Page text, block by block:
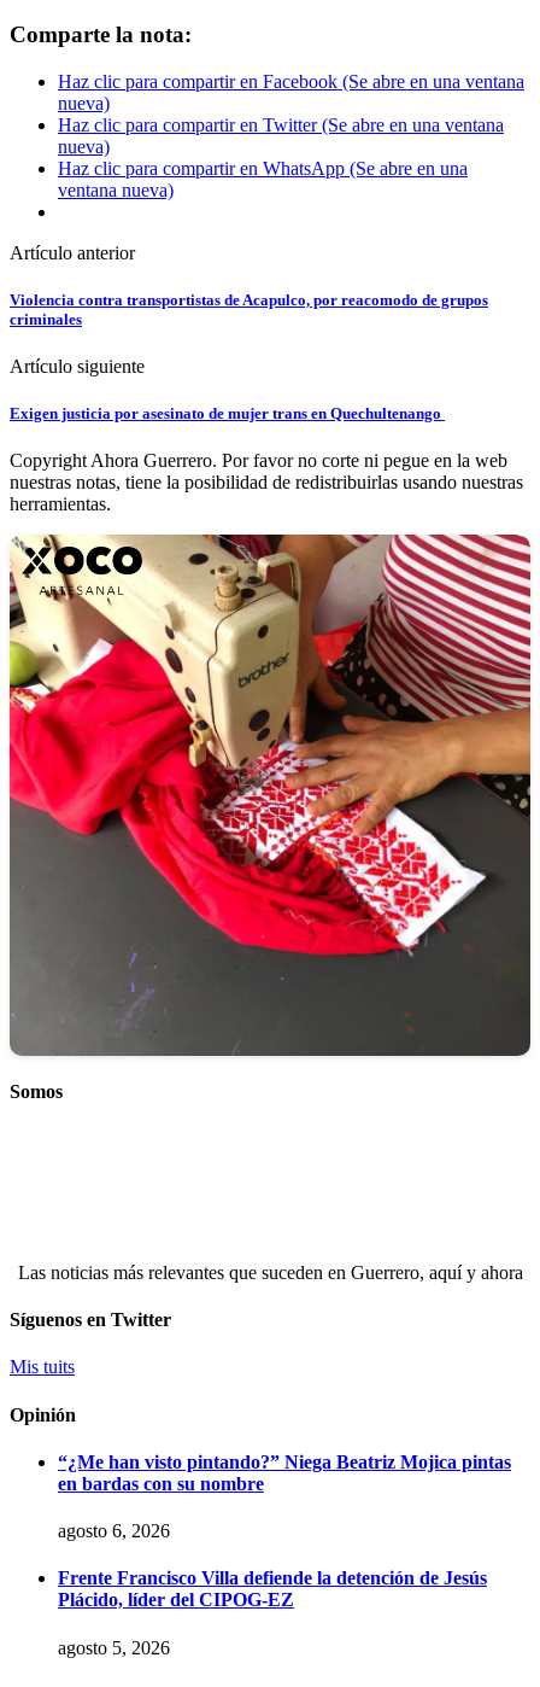
Comparte la nota:
Haz clic para compartir en Facebook (Se abre en una ventana
nueva)
Haz clic para compartir en Twitter (Se abre en una ventana
nueva)
Haz clic para compartir en WhatsApp (Se abre en una
ventana nueva)
Artículo anterior
Violencia contra transportistas de Acapulco, por reacomodo de grupos
criminales
Artículo siguiente
Exigen justicia por asesinato de mujer trans en Quechultenango
Copyright Ahora Guerrero. Por favor no corte ni pegue en la web
nuestras notas, tiene la posibilidad de redistribuirlas usando nuestras
herramientas.
Somos
Las noticias más relevantes que suceden en Guerrero, aquí y ahora
Síguenos en Twitter
Mis tuits
Opinión
“¿Me han visto pintando?” Niega Beatriz Mojica pintas
en bardas con su nombre
agosto 6, 2026
Frente Francisco Villa defiende la detención de Jesús
Plácido, líder del CIPOG-EZ
agosto 5, 2026